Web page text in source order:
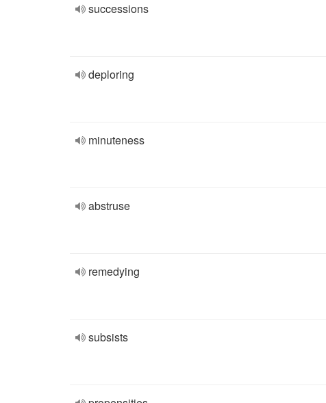
successions
deploring
minuteness
abstruse
remedying
subsists